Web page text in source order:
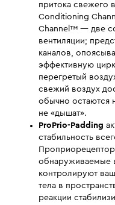
притока свежего
Conditioning
Channel™ — две
вентиляции;
каналов,
эффективную
перегретый
свежий воздух
обычно остаются
не «дышат».
ProPrio-Padding
стабильность
обнаруживаемые
контролируют
тела в
реакции